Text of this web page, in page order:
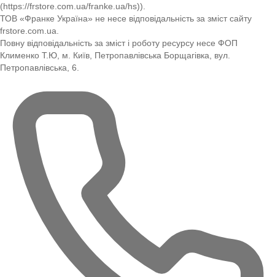
(https://frstore.com.ua/franke.ua/hs)).
ТОВ «Франке Україна» не несе відповідальність за зміст сайту
frstore.com.ua.
Повну відповідальність за зміст і роботу ресурсу несе ФОП
Клименко Т.Ю, м. Київ, Петропавлівська Борщагівка, вул.
Петропавлівська, 6.